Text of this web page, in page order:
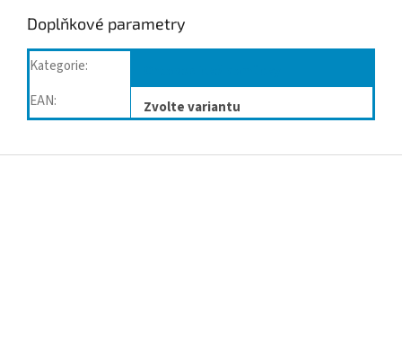
Doplňkové parametry
Kategorie:
EAN: Zvolte variantu